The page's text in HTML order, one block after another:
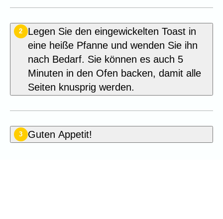
2
Legen Sie den eingewickelten Toast in
eine heiße Pfanne und wenden Sie ihn
nach Bedarf. Sie können es auch 5
Minuten in den Ofen backen, damit alle
Seiten knusprig werden.
3 Guten Appetit!